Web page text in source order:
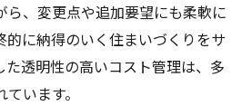
ら、変更点や追加要望にも柔軟に
的に納得のいく住まいづくりをサ
た透明性の高いコスト管理は、多
います。